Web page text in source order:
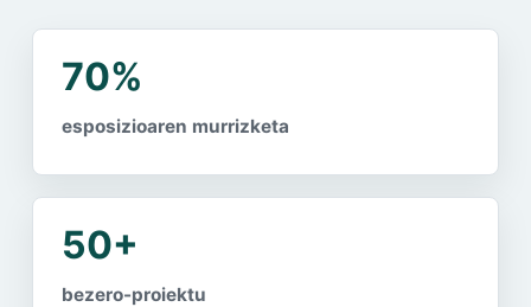
70%
esposizioaren murrizketa
50+
bezero-proiektu